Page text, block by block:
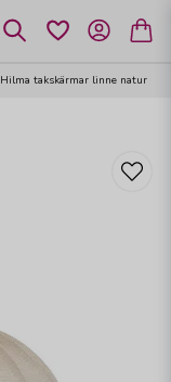
Hilma takskärmar linne natur